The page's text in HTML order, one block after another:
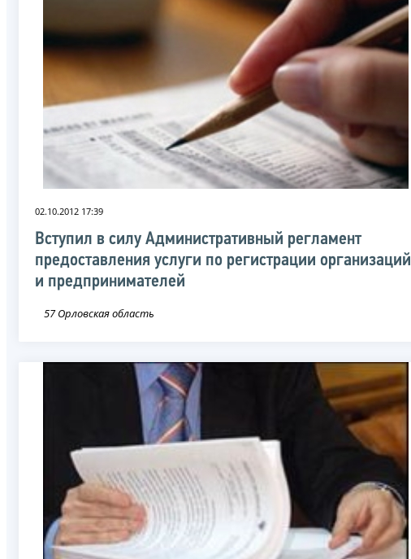
02.10.2012 17:39
Вступил в силу Административный регламент
предоставления услуги по регистрации организаций
и предпринимателей
57 Орловская область